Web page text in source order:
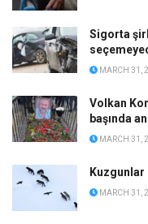
Sigorta
MARCH 31,
Volkan
başında
MARCH 31,
MARCH 31,